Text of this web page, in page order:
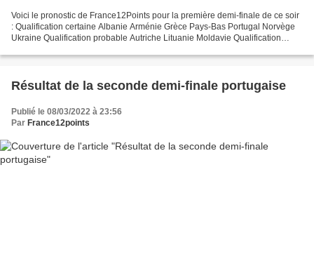
Voici le pronostic de France12Points pour la première demi-finale de ce soir
: Qualification certaine Albanie Arménie Grèce Pays-Bas Portugal Norvège
Ukraine Qualification probable Autriche Lituanie Moldavie Qualification
Résultat de la seconde demi-finale portugaise
Publié le 08/03/2022 à 23:56
Par France12points